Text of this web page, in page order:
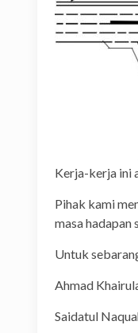
Kerja-kerja ini
Pihak kami
masa hadapan
Untuk
Ahmad
Saidatul